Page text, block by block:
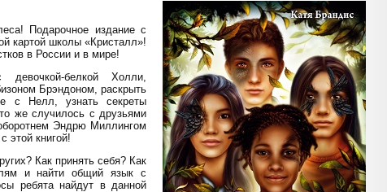
Подарочное издание с
картой школы «Кристалл»!
в России и в мире!
белкой Холли,
Брэндоном, раскрыть
с Нелл, узнать секреты
же случилось с друзьями
Эндрю Миллингом
этой книгой!
Как принять себя? Как
и найти общий язык с
ребята найдут в данной